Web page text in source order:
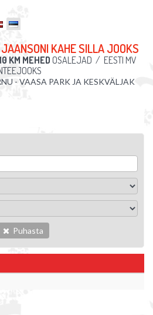
KAHE SILLA JOOKS
KM MEHED OSALEJAD / EESTI MV
- VAASA PARK JA KESKVÄLJAK
Puhasta